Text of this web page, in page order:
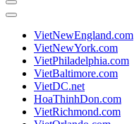
VietNewEngland.com
VietNewYork.com
VietPhiladelphia.com
VietBaltimore.com
VietDC.net
HoaThinhDon.com
VietRichmond.com